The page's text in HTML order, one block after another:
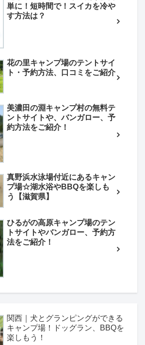
単に！短時間で！スイカを冷や
す方法は？
花の里キャンプ場のテントサイ
ト・予約方法、口コミをご紹介
美濃田の淵キャンプ村の無料テ
ントサイトや、バンガロー、予
約方法をご紹介！
真野浜水泳場付近にあるキャン
プ場☆湖水浴やBBQを楽しも
う【滋賀県】
ひるがの高原キャンプ場のテン
トサイトやバンガロー、予約方
法をご紹介！
関西｜犬とグランピングができる
キャンプ場！ドッグラン、BBQを
楽しもう！